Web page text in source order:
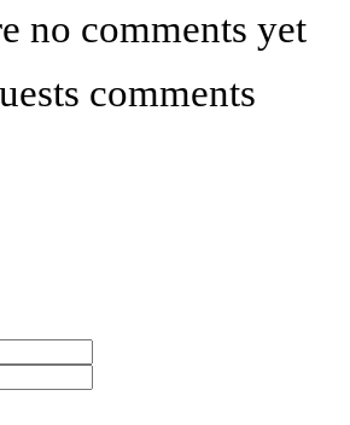
no comments yet
comments